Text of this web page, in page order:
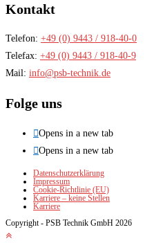
Kontakt
Telefon: +49 (0) 9443 / 918-40-0
Telefax: +49 (0) 9443 / 918-40-9
Mail: info@psb-technik.de
Folge uns
Opens in a new tab
Opens in a new tab
Datenschutzerklärung
Impressum
Cookie-Richtlinie (EU)
Karriere – keine Stellen
Karriere
Copyright - PSB Technik GmbH 2026